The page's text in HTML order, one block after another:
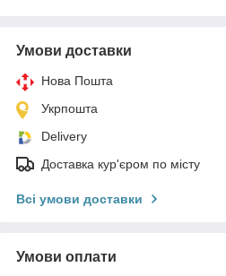
Умови доставки
Нова Пошта
Укрпошта
Delivery
Доставка кур'єром по місту
Всі умови доставки
Умови оплати